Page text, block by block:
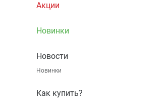
Акции
Новинки
Новости
Новинки
Как купить?